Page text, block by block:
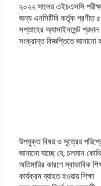
২০২২ সালের এইচএসসি
জন্য এনসিটিবি কর্তৃক প্রণীত
সপ্তাহের অ্যাসাইনমেন্ট প্রদান
সংক্রান্ত বিজ্ঞপ্তিতে জানানো
উপযুক্ত বিষয় ও সূত্রের
জানানাে যাচ্ছে যে, চলমান
অতিমারির কারণে স্বাভাবিক
কার্যক্রম ব্যাহত হওয়ায় শিক্ষা